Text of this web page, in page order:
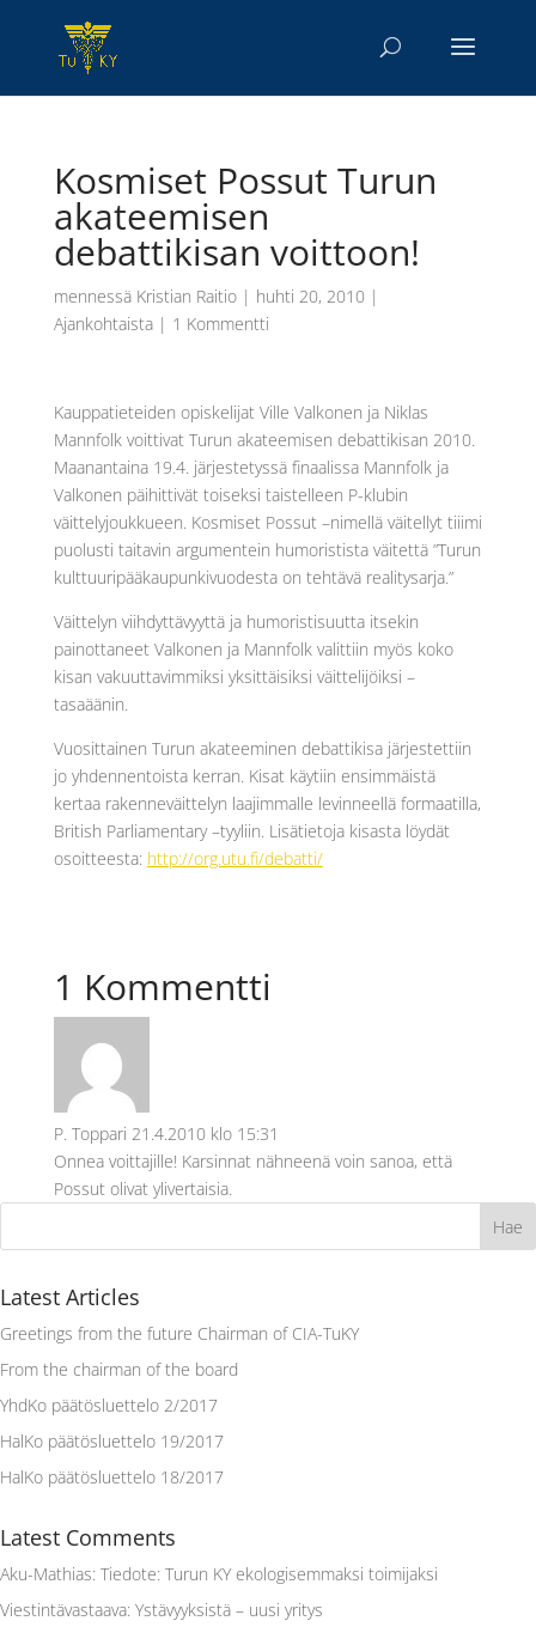
Kosmiset Possut Turun
akateemisen
debattikisan voittoon!
mennessä Kristian Raitio| huhti 20, 2010 |
Ajankohtaista| 1 Kommentti
Kauppatieteiden opiskelijat Ville Valkonen ja Niklas
Mannfolk voittivat Turun akateemisen debattikisan 2010.
Maanantaina 19.4. järjestetyssä finaalissa Mannfolk ja
Valkonen päihittivät toiseksi taistelleen P-klubin
väittelyjoukkueen. Kosmiset Possut –nimellä väitellyt tiiimi
puolusti taitavin argumentein humoristista väitettä ”Turun
kulttuuripääkaupunkivuodesta on tehtävä realitysarja.”
Väittelyn viihdyttävyyttä ja humoristisuutta itsekin
painottaneet Valkonen ja Mannfolk valittiin myös koko
kisan vakuuttavimmiksi yksittäisiksi väittelijöiksi –
tasaäänin.
Vuosittainen Turun akateeminen debattikisa järjestettiin
jo yhdennentoista kerran. Kisat käytiin ensimmäistä
kertaa rakenneväittelyn laajimmalle levinneellä formaatilla,
British Parliamentary –tyyliin. Lisätietoja kisasta löydät
osoitteesta: http://org.utu.fi/debatti/
1 Kommentti
P. Toppari 21.4.2010 klo 15:31
Onnea voittajille! Karsinnat nähneenä voin sanoa, että
Possut olivat ylivertaisia.
Latest Articles
Greetings from the future Chairman of CIA-TuKY
From the chairman of the board
YhdKo päätösluettelo 2/2017
HalKo päätösluettelo 19/2017
HalKo päätösluettelo 18/2017
Latest Comments
Aku-Mathias: Tiedote: Turun KY ekologisemmaksi toimijaksi
Viestintävastaava: Ystävyyksistä – uusi yritys